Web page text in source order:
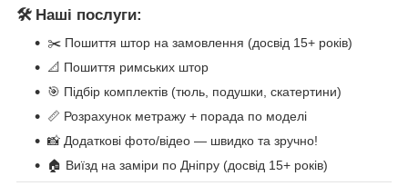
🛠️ Наші послуги:
✂️ Пошиття штор на замовлення (досвід 15+ років)
📐 Пошиття римських штор
🎯 Підбір комплектів (тюль, подушки, скатертини)
📏 Розрахунок метражу + порада по моделі
📸 Додаткові фото/відео — швидко та зручно!
🏠 Виїзд на заміри по Дніпру (досвід 15+ років)